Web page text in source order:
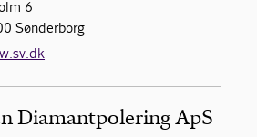
6
Sønderborg
Diamantpolering ApS